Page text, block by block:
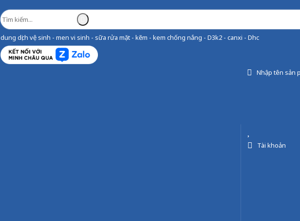
dung dịch vệ sinh - men vi sinh - sữa rửa mặt - kẽm - kem chống nắng - D3k2 - canxi - Dhc
Nhập tên sản
Tài khoản